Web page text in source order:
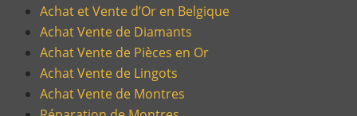
Achat et Vente d’Or en Belgique
Achat Vente de Diamants
Achat Vente de Pièces en Or
Achat Vente de Lingots
Achat Vente de Montres